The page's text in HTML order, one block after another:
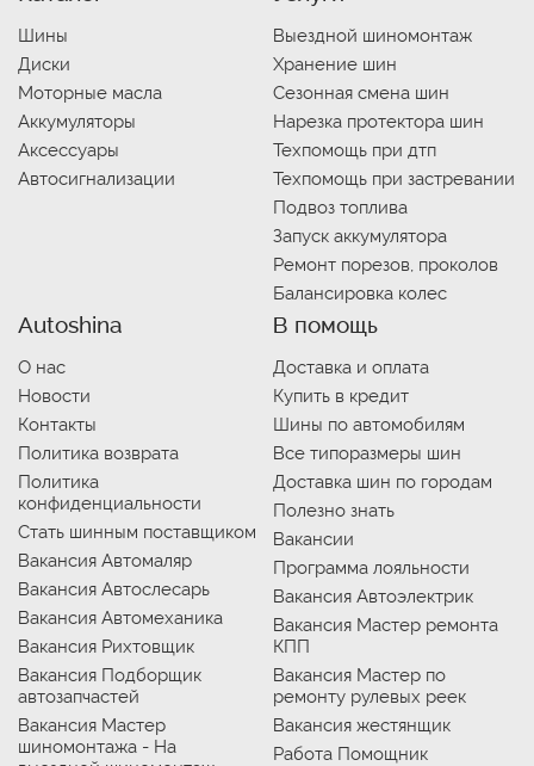
Шины
Диски
Моторные масла
Аккумуляторы
Аксессуары
Автосигнализации
Выездной шиномонтаж
Хранение шин
Сезонная смена шин
Нарезка протектора шин
Техпомощь при дтп
Техпомощь при застревании
Подвоз топлива
Запуск аккумулятора
Ремонт порезов, проколов
Балансировка колес
Autoshina
О нас
Новости
Контакты
Политика возврата
Политика
конфиденциальности
Стать шинным поставщиком
Вакансия Автомаляр
Вакансия Автослесарь
Вакансия Автомеханика
Вакансия Рихтовщик
Вакансия Подборщик
автозапчастей
Вакансия Мастер
шиномонтажа - На
В помощь
Доставка и оплата
Купить в кредит
Шины по автомобилям
Все типоразмеры шин
Доставка шин по городам
Полезно знать
Вакансии
Программа лояльности
Вакансия Автоэлектрик
Вакансия Мастер ремонта
КПП
Вакансия Мастер по
ремонту рулевых реек
Вакансия жестянщик
Работа Помощник